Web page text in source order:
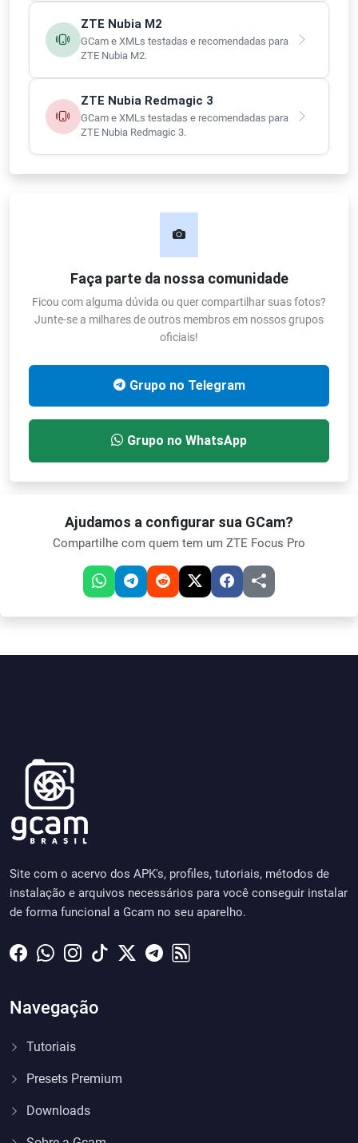
ZTE Nubia M2
GCam e XMLs testadas e recomendadas para
ZTE Nubia M2.
ZTE Nubia Redmagic 3
GCam e XMLs testadas e recomendadas para
ZTE Nubia Redmagic 3.
Faça parte da nossa comunidade
Ficou com alguma dúvida ou quer compartilhar suas fotos?
Junte-se a milhares de outros membros em nossos grupos
oficiais!
Grupo no Telegram
Grupo no WhatsApp
Ajudamos a configurar sua GCam?
Compartilhe com quem tem um ZTE Focus Pro
Site com o acervo dos APK's, profiles, tutoriais, métodos de
instalação e arquivos necessários para você conseguir instalar
de forma funcional a Gcam no seu aparelho.
Navegação
Tutoriais
Presets Premium
Downloads